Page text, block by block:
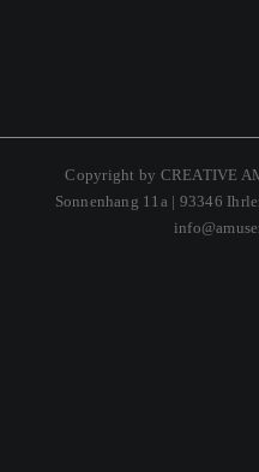
Copyright by CREATIVE
Sonnenhang 11a | 93346